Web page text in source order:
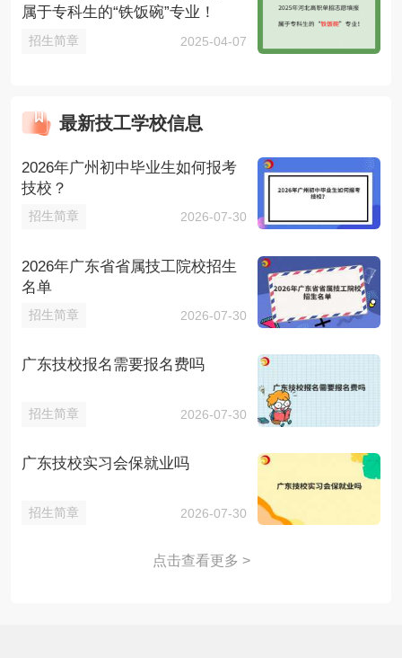
属于专科生的“铁饭碗”专业！
招生简章 2025-04-07
最新技工学校信息
2026年广州初中毕业生如何报考
技校？
招生简章 2026-07-30
2026年广东省省属技工院校招生
名单
招生简章 2026-07-30
广东技校报名需要报名费吗
招生简章 2026-07-30
广东技校实习会保就业吗
招生简章 2026-07-30
点击查看更多 >